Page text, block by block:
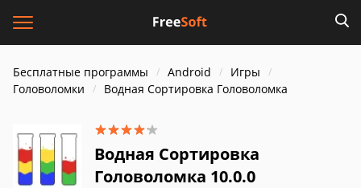
Бесплатные программы Android
Игры
Головоломки
Водная Сортировка Головоломка
Водная Сортировка
Головоломка 10.0.0